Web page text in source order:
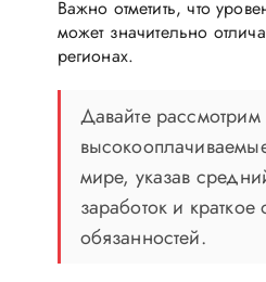
Важно отметить, что
может значительно
регионах.
Давайте рассмотрим
мире, указав
заработок и
обязанностей.